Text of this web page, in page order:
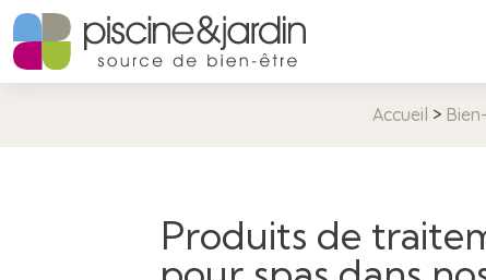
Accueil >
Produits de